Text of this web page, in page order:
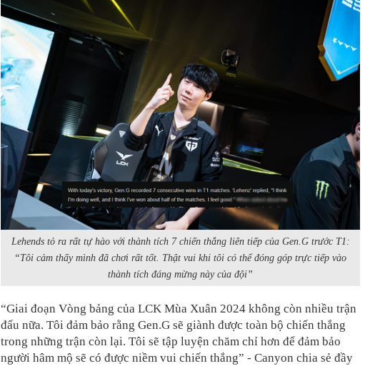
Lehends tỏ ra rất tự hào với thành tích 7 chiến thắng liên tiếp của Gen.G trước T1:
“Tôi cảm thấy mình đã chơi rất tốt. Thật vui khi tôi có thể đóng góp trực tiếp vào
thành tích đáng mừng này của đội”
“Giai đoạn Vòng bảng của LCK Mùa Xuân 2024 không còn nhiều trận
đấu nữa. Tôi đảm bảo rằng Gen.G sẽ giành được toàn bộ chiến thắng
trong những trận còn lại. Tôi sẽ tập luyện chăm chỉ hơn để đảm bảo
người hâm mộ sẽ có được niềm vui chiến thắng” - Canyon chia sẻ đầy